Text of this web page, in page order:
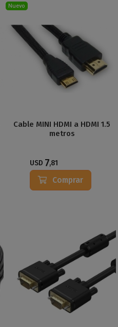
Nuevo
Cable MINI HDMI a HDMI 1.5
metros
USD 7,81
Comprar